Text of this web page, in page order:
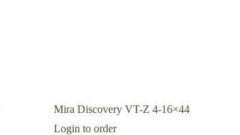
Mira Discovery VT-Z 4-16×44
Login to order